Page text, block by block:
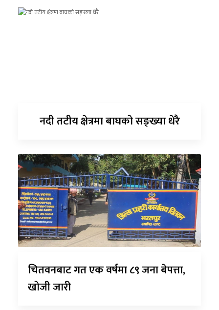
नदी तटीय क्षेत्रमा बाघको सङ्ख्या धेरै
चितवनबाट गत एक वर्षमा ८९ जना बेपत्ता,
खोजी जारी